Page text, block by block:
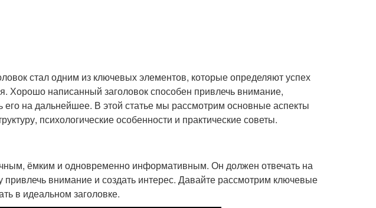
стал одним из ключевых элементов, которые определяют успех
Хорошо написанный заголовок способен привлечь внимание,
его на дальнейшее. В этой статье мы рассмотрим основные аспекты
психологические особенности и практические советы.
ёмким и одновременно информативным. Он должен отвечать на
внимание и создать интерес. Давайте рассмотрим ключевые
в идеальном заголовке.